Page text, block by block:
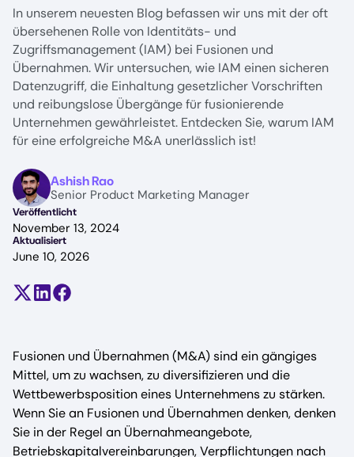
In unserem neuesten Blog befassen wir uns mit der oft
übersehenen Rolle von Identitäts- und
Zugriffsmanagement (IAM) bei Fusionen und
Übernahmen. Wir untersuchen, wie IAM einen sicheren
Datenzugriff, die Einhaltung gesetzlicher Vorschriften
und reibungslose Übergänge für fusionierende
Unternehmen gewährleistet. Entdecken Sie, warum IAM
für eine erfolgreiche M&A unerlässlich ist!
ImageAshish Rao
Senior Product Marketing Manager
Veröffentlicht
November 13, 2024
Aktualisiert
June 10, 2026
Teilen auf X (früher Twitter)
Auf LinkedIn teilen
Auf Facebook teilen
Fusionen und Übernahmen (M&A) sind ein gängiges
Mittel, um zu wachsen, zu diversifizieren und die
Wettbewerbsposition eines Unternehmens zu stärken.
Wenn Sie an Fusionen und Übernahmen denken, denken
Sie in der Regel an Übernahmeangebote,
Betriebskapitalvereinbarungen, Verpflichtungen nach